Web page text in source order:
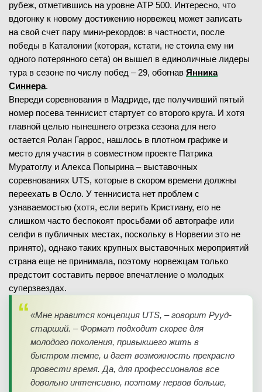
рубеж, отметившись на уровне ATP 500. Интересно, что
вдогонку к новому достижению норвежец может записать
на свой счет пару мини-рекордов: в частности, после
победы в Каталонии (которая, кстати, не стоила ему ни
одного потерянного сета) он вышел в единоличные лидеры
тура в сезоне по числу побед – 29, обогнав Янника
Синнера.
Впереди соревнования в Мадриде, где получивший пятый
номер посева теннисист стартует со второго круга. И хотя
главной целью нынешнего отрезка сезона для него
остается Ролан Гаррос, нашлось в плотном графике и
место для участия в совместном проекте Патрика
Муратоглу и Алекса Попырина – выставочных
соревнованиях UTS, которые в скором времени должны
переехать в Осло. У теннисиста нет проблем с
узнаваемостью (хотя, если верить Кристиану, его не
слишком часто беспокоят просьбами об автографе или
селфи в публичных местах, поскольку в Норвегии это не
принято), однако таких крупных выставочных мероприятий
страна еще не принимала, поэтому норвежцам только
предстоит составить первое впечатление о молодых
суперзвездах.
«Мне нравится концепция UTS, – говорит Рууд-
старший. – Формат подходит скорее для
молодого поколения, привыкшего жить в
быстром темпе, и дает возможность прекрасно
провести время. Да, для профессионалов все
довольно интенсивно, поэтому нервов больше,